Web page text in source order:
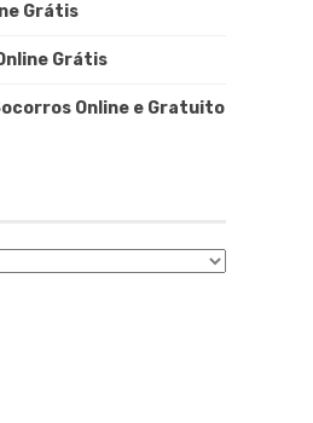
Grátis
Grátis
Online e Gratuito